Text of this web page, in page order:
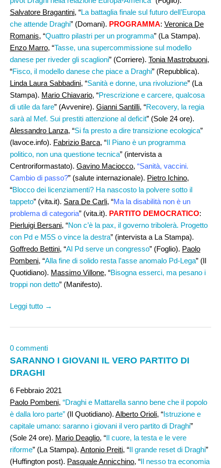
Salvatore Bragantini, “La battaglia finale sul futuro dell’Europa
che attende Draghi” (Domani). PROGRAMMA: Veronica De
Romanis, “Quattro pilastri per un programma” (La Stampa).
Enzo Marro, “Tasse, una supercommissione sul modello
danese per riveder gli scaglioni” (Corriere). Tonia Mastrobuoni,
“Fisco, il modello danese che piace a Draghi” (Repubblica).
Linda Laura Sabbadini, “Sanità e donne, una rivoluzione” (La
Stampa). Mario Chiavario, “Prescrizione e carcere, qualcosa
di utile da fare” (Avvenire). Gianni Santilli, “Recovery, la regia
sarà al Mef. Sui prestiti attenzione al deficit” (Sole 24 ore).
Alessandro Lanza, “Si fa presto a dire transizione ecologica”
(lavoce.info). Fabrizio Barca, “Il Piano è un programma
politico, non una questione tecnica” (intervista a
Centroriformastato). Gavino Maciocco, “Sanità, vaccini.
Cambio di passo?” (salute internazionale). Pietro Ichino,
“Blocco dei licenziamenti? Ha nascosto la polvere sotto il
tappeto” (vita.it). Sara De Carli, “Ma la disabilità non è un
problema di categoria” (vita.it). PARTITO DEMOCRATICO:
Pierluigi Bersani, “Non c’è la pax, il governo tribolerà. Progetto
con Pd e M5S o vince la destra” (intervista a La Stampa).
Goffredo Bettini, “Al Pd serve un congresso” (Foglio). Paolo
Pombeni, “Alla fine di solido resta l’asse anomalo Pd-Lega” (Il
Quotidiano). Massimo Villone, “Bisogna esserci, ma pesano i
troppi non detto” (Manifesto).
Leggi tutto →
0 commenti
SARANNO I GIOVANI IL VERO PARTITO DI
DRAGHI
6 Febbraio 2021
Paolo Pombeni, “Draghi e Mattarella sanno bene che il popolo
è dalla loro parte” (Il Quotidiano). Alberto Orioli, “Istruzione e
capitale umano: saranno i giovani il vero partito di Draghi”
(Sole 24 ore). Mario Deaglio, “Il cuore, la testa e le vere
riforme” (La Stampa). Antonio Preiti, “Il grande reset di Draghi”
(Huffington post). Pasquale Annicchino, “Il nesso tra economia